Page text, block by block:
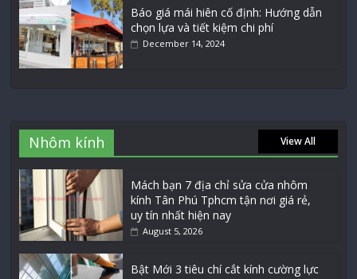
Báo giá mái hiên cố định: Hướng dẫn
chọn lựa và tiết kiệm chi phí
December 14, 2024
Nhôm kính View All
Mách bạn 7 địa chỉ sửa cửa nhôm
kính Tân Phú Tphcm tận nơi giá rẻ,
uy tín nhất hiện nay
August 5, 2026
Bật Mới 3 tiêu chí cắt kính cường lực